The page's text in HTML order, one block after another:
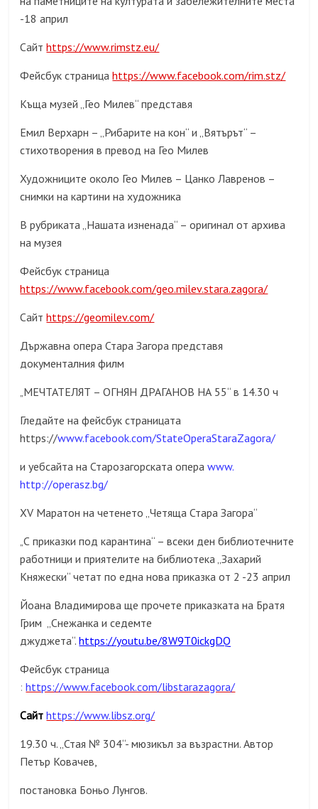
-18 април
Сайтhttps://www.rimstz.eu/
Фейсбук страницаhttps://www.facebook.com/rim.stz/
Къща музей „Гео Милев“ представя
Емил Верхарн – „Рибарите на кон“ и „Вятърът“ –
стихотворения в превод на Гео Милев
Художниците около Гео Милев – Цанко Лавренов –
снимки на картини на художника
В рубриката „Нашата изненада“ – оригинал от архива
на музея
Фейсбук страница
https://www.facebook.com/geo.milev.stara.zagora/
Сайтhttps://geomilev.com/
Държавна опера Стара Загора представя
документалния филм
„МЕЧТАТЕЛЯТ – ОГНЯН ДРАГАНОВ НА 55“ в 14.30 ч
Гледайте на фейсбук страницата
https://www.facebook.com/StateOperaStaraZagora/
и уебсайта на Старозагорската операwww.
http://operasz.bg/
XV Маратон на четенето „Четяща Стара Загора“
„С приказки под карантина“ – всеки ден библиотечните
работници и приятелите на библиотека „Захарий
Княжески“ четат по една нова приказка от 2 -23 април
Йоана Владимирова ще прочете приказката на Братя
Грим „Снежанка и седемте
джуджета“.https://youtu.be/8W9T0ickgDQ
Фейсбук страница
:https://www.facebook.com/libstarazagora/
Сайтhttps://www.libsz.org/
19.30 ч. „Стая № 304“- мюзикъл за възрастни. Автор
Петър Ковачев,
постановка Боньо Лунгов.